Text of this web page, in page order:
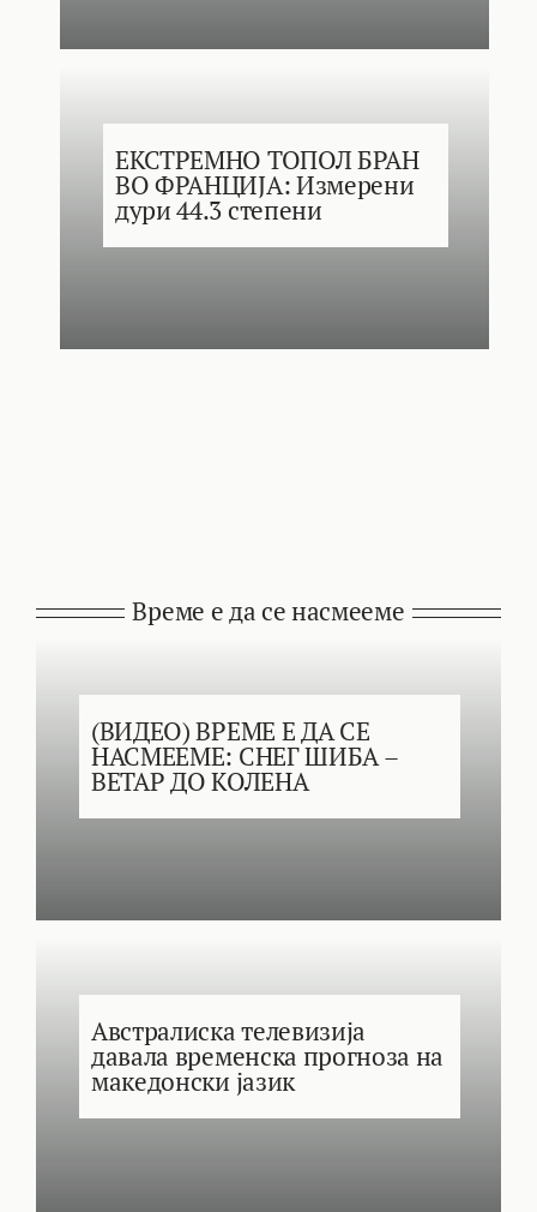
ЕКСТРЕМНО ТОПОЛ БРАН
ВО ФРАНЦИЈА: Измерени
дури 44.3 степени
Време е да се насмееме
(ВИДЕО) ВРЕМЕ Е ДА СЕ
НАСМЕЕМЕ: СНЕГ ШИБА –
ВЕТАР ДО КОЛЕНА
Австралиска телевизија
давала временска прогноза на
македонски јазик